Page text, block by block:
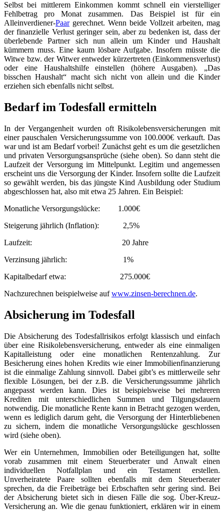
Selbst bei mittlerem Einkommen kommt schnell ein vierstelliger
Fehlbetrag pro Monat zusammen. Das Beispiel ist für ein
Alleinverdiener-Paargerechnet. Wenn beide Vollzeit arbeiten, mag
der finanzielle Verlust geringer sein, aber zu bedenken ist, dass der
überlebende Partner sich nun allein um Kinder und Haushalt
kümmern muss. Eine kaum lösbare Aufgabe. Insofern müsste die
Witwe bzw. der Witwer entweder kürzertreten (Einkommensverlust)
oder eine Haushaltshilfe einstellen (höhere Ausgaben). „Das
bisschen Haushalt“ macht sich nicht von allein und die Kinder
erziehen sich ebenfalls nicht selbst.
Bedarf im Todesfall ermitteln
In der Vergangenheit wurden oft Risikolebensversicherungen mit
einer pauschalen Versicherungssumme von 100.000€ verkauft. Das
war und ist am Bedarf vorbei! Zunächst geht es um die gesetzlichen
und privaten Versorgungsansprüche (siehe oben). So dann steht die
Laufzeit der Versorgung im Mittelpunkt. Legitim und angemessen
erscheint uns die Versorgung der Kinder. Insofern sollte die Laufzeit
so gewählt werden, bis das jüngste Kind Ausbildung oder Studium
abgeschlossen hat, also mit etwa 25 Jahren. Ein Beispiel:
Monatliche Versorgungslücke: 1.000€
Steigerung jährlich (Inflation): 2,5%
Laufzeit: 20 Jahre
Verzinsung jährlich: 1%
Kapitalbedarf etwa: 275.000€
Nachzurechnen beispielweise aufwww.zinsen-berechnen.de.
Absicherung im Todesfall
Die Absicherung des Todesfallrisikos erfolgt klassisch und einfach
über eine Risikolebensversicherung, entweder als eine einmaligen
Kapitalleistung oder eine monatlichen Rentenzahlung. Zur
Besicherung eines hohen Kredits wie einer Immobilienfinanzierung
ist die einmalige Zahlung sinnvoll. Dabei gibt’s es mittlerweile sehr
flexible Lösungen, bei der z.B. die Versicherungssumme jährlich
angepasst werden kann. Dies ist beispielsweise bei mehreren
Krediten mit unterschiedlichen Summen und Tilgungsdauern
notwendig. Die monatliche Rente kann in Betracht gezogen werden,
wenn es lediglich darum geht, die Versorgung der Hinterbliebenen
zu sichern, indem die monatliche Versorgungslücke geschlossen
wird (siehe oben).
Wer ein Unternehmen, Immobilien oder Beteiligungen hat, sollte
vorab zusammen mit einem Steuerberater und Anwalt einen
individuellen Notfallplan und ein Testament erstellen.
Unverheiratete Paare sollten ebenfalls mit dem Steuerberater
sprechen, da die Freibeträge bei Erbschaften sehr gering sind. Bei
der Absicherung bietet sich in diesen Fälle die sog. Über-Kreuz-
Versicherung an. Wie die genau funktioniert, erklären wir in einem